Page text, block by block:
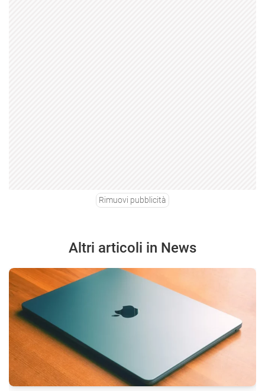
Rimuovi pubblicità
Altri articoli in News